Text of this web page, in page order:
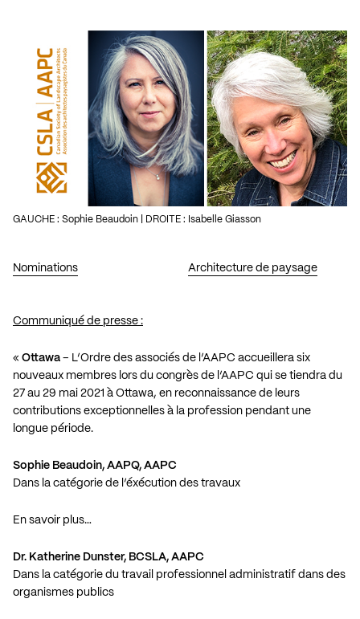
Nominations Architecture de paysage
GAUCHE : Sophie Beaudoin | DROITE : Isabelle Giasson
Communiqué de presse :
« Ottawa – L’Ordre des associés de l’AAPC accueillera six
nouveaux membres lors du congrès de l’AAPC qui se tiendra du
27 au 29 mai 2021 à Ottawa, en reconnaissance de leurs
contributions exceptionnelles à la profession pendant une
longue période.
Sophie Beaudoin, AAPQ, AAPC
Dans la catégorie de l’éxécution des travaux
En savoir plus…
Dr. Katherine Dunster, BCSLA, AAPC
Dans la catégorie du travail professionnel administratif dans des
organismes publics